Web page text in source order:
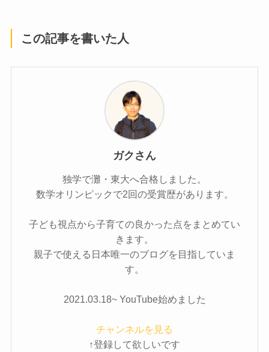
この記事を書いた人
ガクさん
独学で灘・東大へ合格しました。
数学オリンピックで2回の受賞歴があります。
子ども視点から子育ての良かった点をまとめてい
きます。
親子で使える日本唯一のブログを目指していま
す。
2021.03.18~ YouTube始めました
チャンネルを見る
↑登録して欲しいです